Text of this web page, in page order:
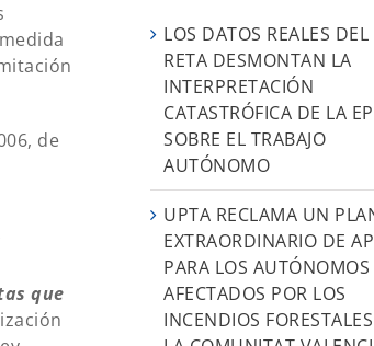
de
que
LOS DATOS REALES DEL
RETA DESMONTAN LA
INTERPRETACIÓN
CATASTRÓFICA DE LA
SOBRE EL TRABAJO
AUTÓNOMO
UPTA RECLAMA UN
EXTRAORDINARIO DE
PARA LOS AUTÓNOMOS
AFECTADOS POR LOS
INCENDIOS